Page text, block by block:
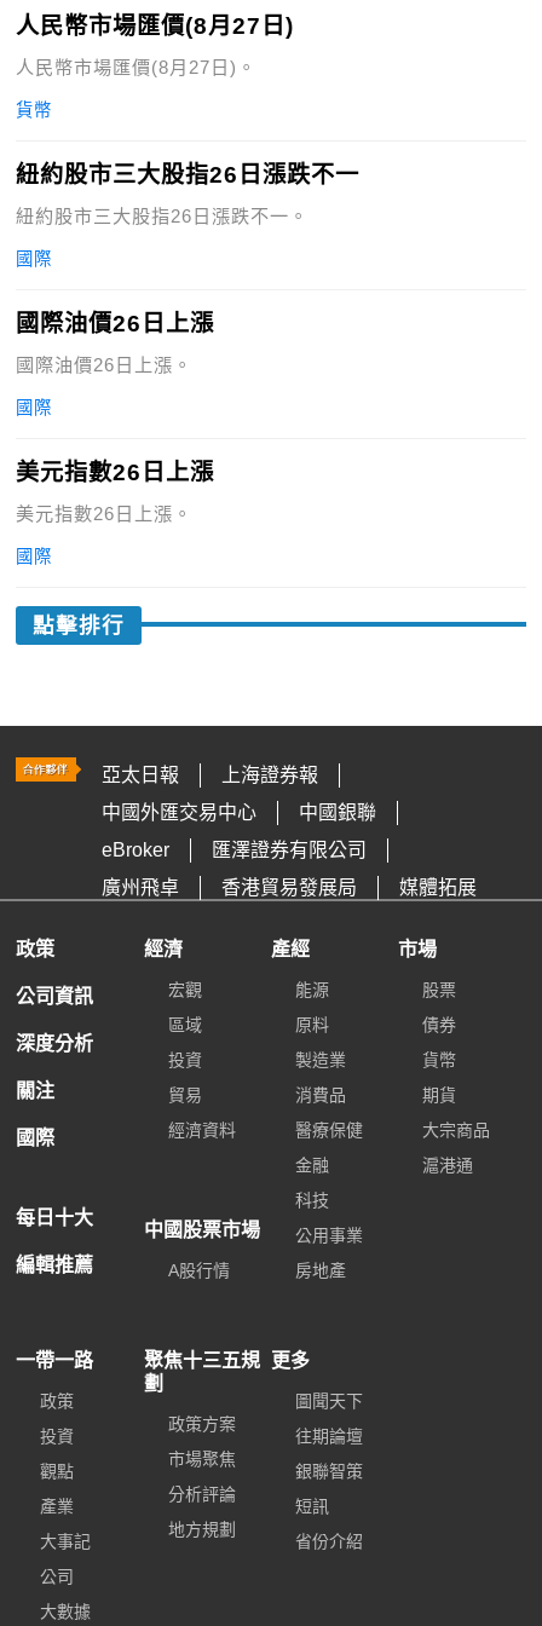
人民幣市場匯價(8月27日)
人民幣市場匯價(8月27日)。
貨幣
紐約股市三大股指26日漲跌不一
紐約股市三大股指26日漲跌不一。
國際
國際油價26日上漲
國際油價26日上漲。
國際
美元指數26日上漲
美元指數26日上漲。
國際
點擊排行
亞太日報
上海證券報
中國外匯交易中心
中國銀聯
eBroker
匯澤證券有限公司
廣州飛卓
香港貿易發展局 媒體拓展
政策
公司資訊
深度分析
關注
國際
每日十大
編輯推薦
經濟
宏觀
區域
投資
貿易
經濟資料
中國股票市場
A股行情
產經
能源
原料
製造業
消費品
醫療保健
金融
科技
公用事業
房地產
市場
股票
債券
貨幣
期貨
大宗商品
滬港通
一帶一路
政策
投資
觀點
產業
大事記
公司
大數據
聚焦十三五規
劃
政策方案
市場聚焦
分析評論
地方規劃
更多
圖聞天下
往期論壇
銀聯智策
短訊
省份介紹